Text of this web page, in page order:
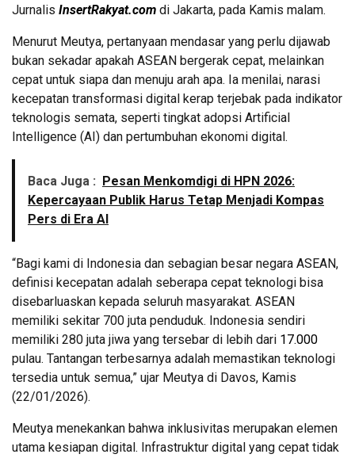
Jurnalis InsertRakyat.com di Jakarta, pada Kamis malam.
Menurut Meutya, pertanyaan mendasar yang perlu dijawab
bukan sekadar apakah ASEAN bergerak cepat, melainkan
cepat untuk siapa dan menuju arah apa. Ia menilai, narasi
kecepatan transformasi digital kerap terjebak pada indikator
teknologis semata, seperti tingkat adopsi Artificial
Intelligence (AI) dan pertumbuhan ekonomi digital.
Baca Juga :
Pesan Menkomdigi di HPN 2026:
Kepercayaan Publik Harus Tetap Menjadi Kompas
Pers di Era AI
“Bagi kami di Indonesia dan sebagian besar negara ASEAN,
definisi kecepatan adalah seberapa cepat teknologi bisa
disebarluaskan kepada seluruh masyarakat. ASEAN
memiliki sekitar 700 juta penduduk. Indonesia sendiri
memiliki 280 juta jiwa yang tersebar di lebih dari 17.000
pulau. Tantangan terbesarnya adalah memastikan teknologi
tersedia untuk semua,” ujar Meutya di Davos, Kamis
(22/01/2026).
Meutya menekankan bahwa inklusivitas merupakan elemen
utama kesiapan digital. Infrastruktur digital yang cepat tidak